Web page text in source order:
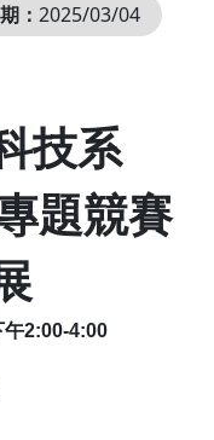
： 2025/03/04
技系
題競賽
午2:00-4:00